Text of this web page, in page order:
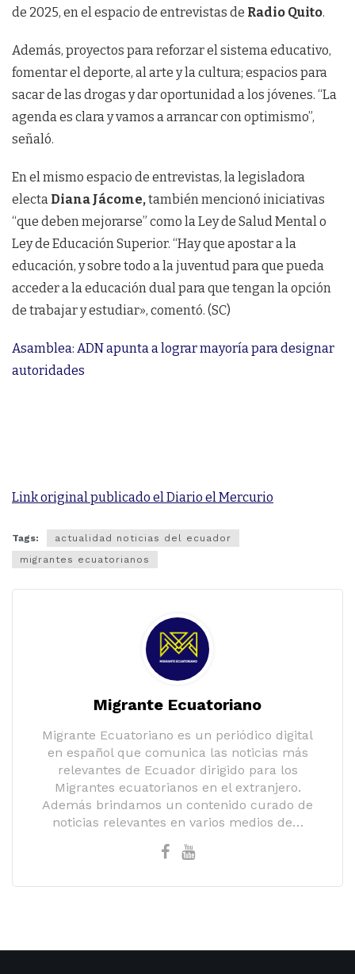
de 2025, en el espacio de entrevistas de Radio Quito.
Además, proyectos para reforzar el sistema educativo,
fomentar el deporte, al arte y la cultura; espacios para
sacar de las drogas y dar oportunidad a los jóvenes. “La
agenda es clara y vamos a arrancar con optimismo”,
señaló.
En el mismo espacio de entrevistas, la legisladora
electa Diana Jácome,también mencionó iniciativas
“que deben mejorarse” como la Ley de Salud Mental o
Ley de Educación Superior. “Hay que apostar a la
educación, y sobre todo a la juventud para que pueda
acceder a la educación dual para que tengan la opción
de trabajar y estudiar», comentó. (SC)
Asamblea: ADN apunta a lograr mayoría para designar
autoridades
Link original publicado el Diario el Mercurio
Tags:
actualidad noticias del ecuador
migrantes ecuatorianos
Migrante Ecuatoriano
Migrante Ecuatoriano es un periódico digital
en español que comunica las noticias más
relevantes de Ecuador dirigido para los
Migrantes ecuatorianos en el extranjero.
Además brindamos un contenido curado de
noticias relevantes en varios medios de…